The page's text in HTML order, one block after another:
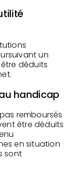
un
déduits
handicap
remboursés
être déduits
en situation
sont